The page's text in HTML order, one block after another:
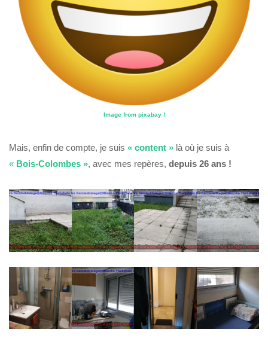
Image from pixabay !
Mais, enfin de compte, je suis « content » là où je suis à
« Bois-Colombes », avec mes repères, depuis 26 ans !